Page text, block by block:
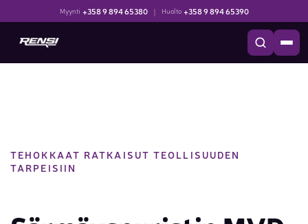
Myynti +358 9 894 65380 | Huolto +358 9 894 65390
TEHOKKAAT RATKAISUT TEOLLISUUDEN
TARPEISIIN